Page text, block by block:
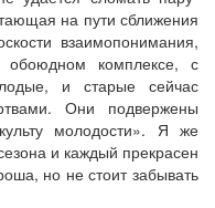
на пути сближения
взаимопонимания,
комплексе, с
и старые сейчас
Они подвержены
молодости». Я же
и каждый прекрасен
но не стоит забывать